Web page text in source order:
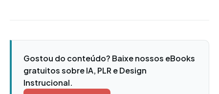
Gostou do conteúdo? Baixe nossos eBooks
gratuitos sobre IA, PLR e Design
Instrucional.